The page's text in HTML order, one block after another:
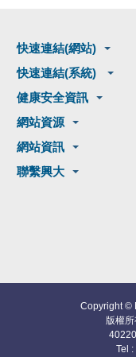
快速連結(網站)
快速連結(系統)
健康安全資訊
網站資源
網站資訊
聯繫興大
Copyright ©
版權
Tel